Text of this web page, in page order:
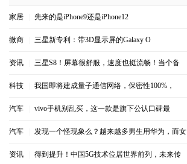
家居 先来的是iPhone9还是iPhone12
微商 三星新专利：带3D显示屏的Galaxy O
资讯 三星S8！屏幕很舒服，速度也挺流畅！当个备
科技 我国即将建成量子通信网络，保密性100%，
汽车 vivo手机别乱买，这一款是旗下公认口碑最
汽车 发现一个怪现象么？越来越多男生用华为，而女
资讯 得到提升！中国5G技术位居世界前列，未来传